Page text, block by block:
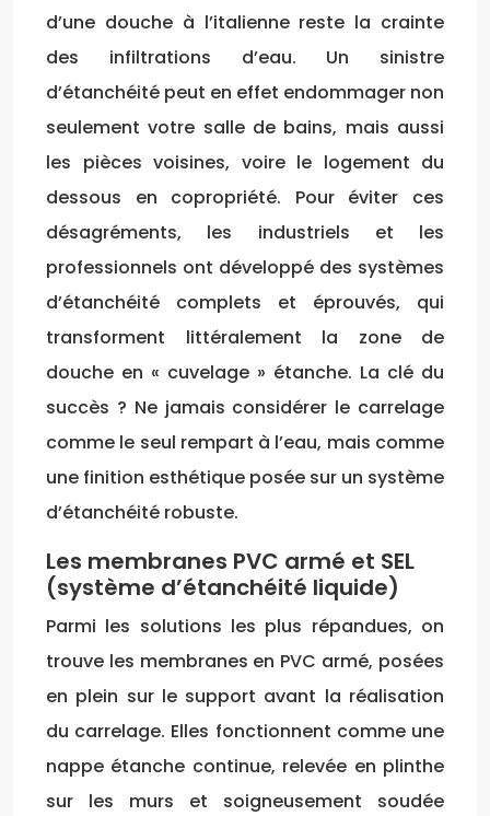
d’une douche à l’italienne reste la crainte
des infiltrations d’eau. Un sinistre
d’étanchéité peut en effet endommager non
seulement votre salle de bains, mais aussi
les pièces voisines, voire le logement du
dessous en copropriété. Pour éviter ces
désagréments, les industriels et les
professionnels ont développé des systèmes
d’étanchéité complets et éprouvés, qui
transforment littéralement la zone de
douche en « cuvelage » étanche. La clé du
succès ? Ne jamais considérer le carrelage
comme le seul rempart à l’eau, mais comme
une finition esthétique posée sur un système
d’étanchéité robuste.
Les membranes PVC armé et SEL
(système d’étanchéité liquide)
Parmi les solutions les plus répandues, on
trouve les membranes en PVC armé, posées
en plein sur le support avant la réalisation
du carrelage. Elles fonctionnent comme une
nappe étanche continue, relevée en plinthe
sur les murs et soigneusement soudée